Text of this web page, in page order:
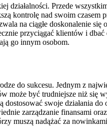
działalności. Przede
kontrolę nad swoim czasem
na ciągłe doskonalenie się
przyciągać klientów i
go innym osobom.
do sukcesu. Jednym z
może być trudniejsze niż się
swoje działania
zarządzanie finansami
muszą nadążać za